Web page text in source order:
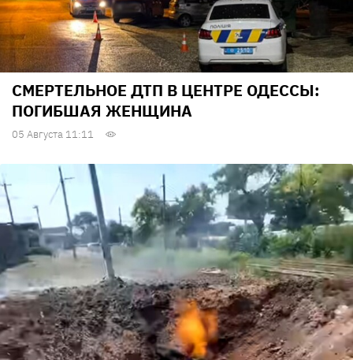
СМЕРТЕЛЬНОЕ ДТП В ЦЕНТРЕ ОДЕССЫ:
ПОГИБШАЯ ЖЕНЩИНА
05 Августа 11:11